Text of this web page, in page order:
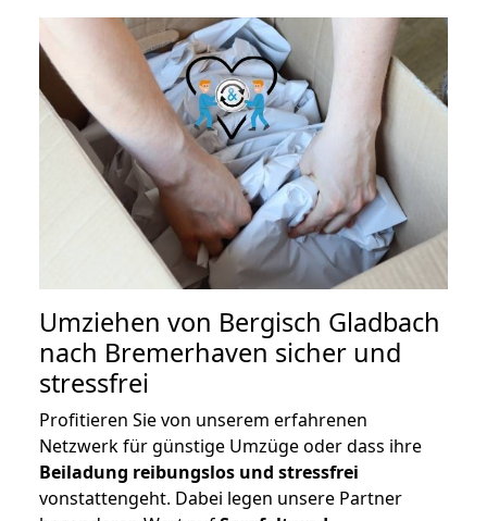
Umziehen von Bergisch Gladbach
nach Bremerhaven sicher und
stressfrei
Profitieren Sie von unserem erfahrenen
Netzwerk für günstige Umzüge oder dass ihre
Beiladung reibungslos und stressfrei
vonstattengeht. Dabei legen unsere Partner